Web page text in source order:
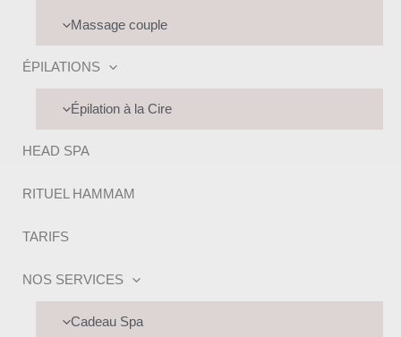
Massage couple
ÉPILATIONS
Épilation à la Cire
HEAD SPA
RITUEL HAMMAM
TARIFS
NOS SERVICES
Cadeau Spa